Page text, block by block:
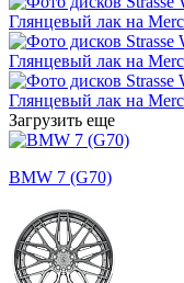
Загрузить еще
BMW 7 (G70)